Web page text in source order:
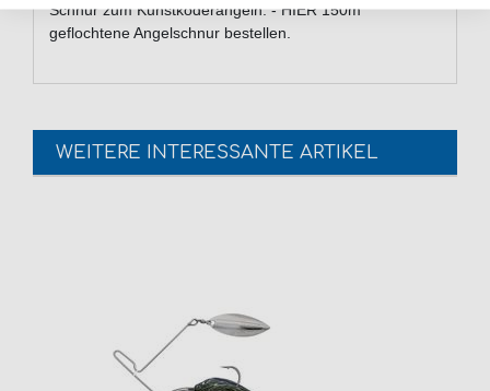
Schnur zum Kunstköderangeln. - HIER 150m
geflochtene Angelschnur bestellen.
WEITERE INTERESSANTE ARTIKEL